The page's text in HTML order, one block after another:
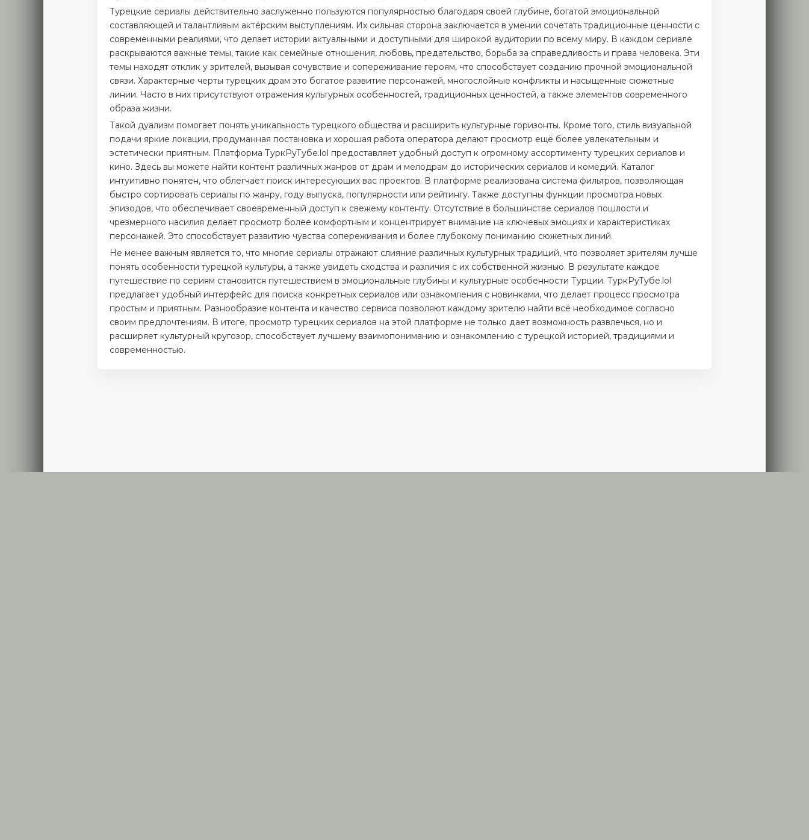
Турецкие сериалы действительно заслуженно пользуются популярностью благодаря своей глубине, богатой эмоциональной
составляющей и талантливым актёрским выступлениям. Их сильная сторона заключается в умении сочетать традиционные ценности с
современными реалиями, что делает истории актуальными и доступными для широкой аудитории по всему миру. В каждом сериале
раскрываются важные темы, такие как семейные отношения, любовь, предательство, борьба за справедливость и права человека. Эти
темы находят отклик у зрителей, вызывая сочувствие и сопереживание героям, что способствует созданию прочной эмоциональной
связи. Характерные черты турецких драм это богатое развитие персонажей, многослойные конфликты и насыщенные сюжетные
линии. Часто в них присутствуют отражения культурных особенностей, традиционных ценностей, а также элементов современного
образа жизни.
Такой дуализм помогает понять уникальность турецкого общества и расширить культурные горизонты. Кроме того, стиль визуальной
подачи яркие локации, продуманная постановка и хорошая работа оператора делают просмотр ещё более увлекательным и
эстетически приятным. Платформа ТуркРуТубе.lol предоставляет удобный доступ к огромному ассортименту турецких сериалов и
кино. Здесь вы можете найти контент различных жанров от драм и мелодрам до исторических сериалов и комедий. Каталог
интуитивно понятен, что облегчает поиск интересующих вас проектов. В платформе реализована система фильтров, позволяющая
быстро сортировать сериалы по жанру, году выпуска, популярности или рейтингу. Также доступны функции просмотра новых
эпизодов, что обеспечивает своевременный доступ к свежему контенту. Отсутствие в большинстве сериалов пошлости и
чрезмерного насилия делает просмотр более комфортным и концентрирует внимание на ключевых эмоциях и характеристиках
персонажей. Это способствует развитию чувства сопереживания и более глубокому пониманию сюжетных линий.
Не менее важным является то, что многие сериалы отражают слияние различных культурных традиций, что позволяет зрителям лучше
понять особенности турецкой культуры, а также увидеть сходства и различия с их собственной жизнью. В результате каждое
путешествие по сериям становится путешествием в эмоциональные глубины и культурные особенности Турции. ТуркРуТубе.lol
предлагает удобный интерфейс для поиска конкретных сериалов или ознакомления с новинками, что делает процесс просмотра
простым и приятным. Разнообразие контента и качество сервиса позволяют каждому зрителю найти всё необходимое согласно
своим предпочтениям. В итоге, просмотр турецких сериалов на этой платформе не только дает возможность развлечься, но и
расширяет культурный кругозор, способствует лучшему взаимопониманию и ознакомлению с турецкой историей, традициями и
современностью.